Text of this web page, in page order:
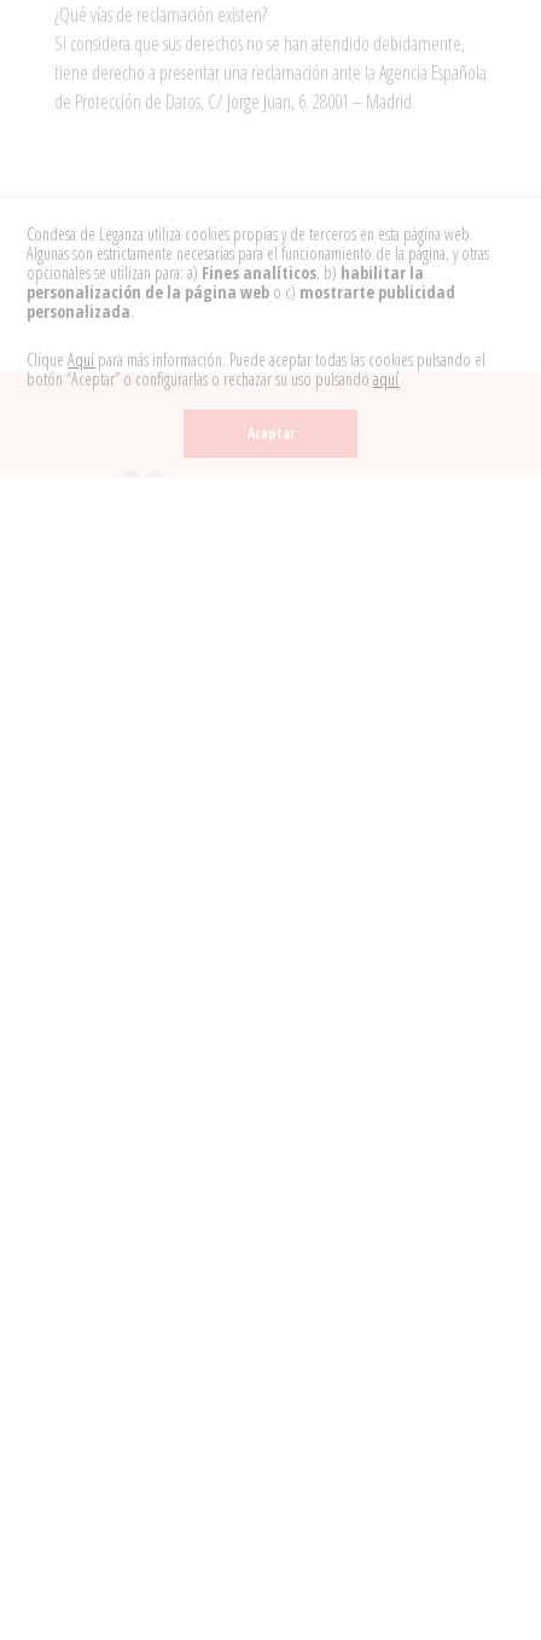
¿Qué vías de reclamación existen?
Si considera que sus derechos no se han atendido debidamente,
tiene derecho a presentar una reclamación ante la Agencia Española
de Protección de Datos, C/ Jorge Juan, 6. 28001 – Madrid.
Condesa de Leganza utiliza cookies propias y de terceros en esta página web.
Algunas son estrictamente necesarias para el funcionamiento de la página, y otras
opcionales se utilizan para: a) Fines analíticos, b) habilitar la
personalización de la página web o c) mostrarte publicidad
personalizada.
CliqueAquí para más información. Puede aceptar todas las cookies pulsando el
botón “Aceptar” o configurarlas o rechazar su uso pulsandoaquí
Aceptar